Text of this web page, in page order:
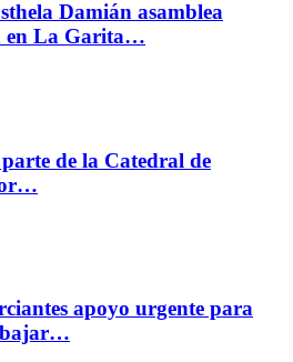
Damián asamblea
en La Garita…
de la Catedral de
apoyo urgente para